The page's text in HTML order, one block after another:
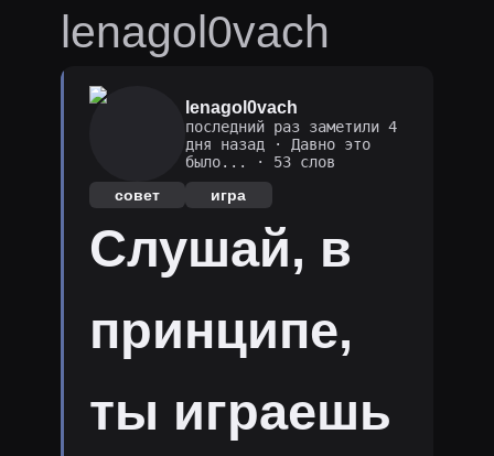
lenagol0vach
lenagol0vach
последний раз заметили 4
дня назад ·
Давно это
было...
· 53 слов
совет
игра
Слушай, в
принципе,
ты играешь